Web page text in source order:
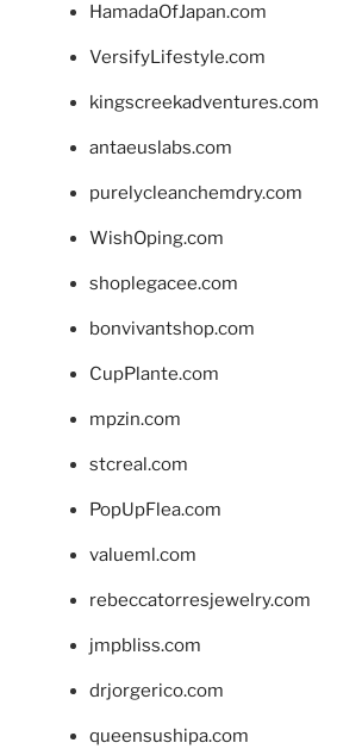
HamadaOfJapan.com
VersifyLifestyle.com
kingscreekadventures.com
antaeuslabs.com
purelycleanchemdry.com
WishOping.com
shoplegacee.com
bonvivantshop.com
CupPlante.com
mpzin.com
stcreal.com
PopUpFlea.com
valueml.com
rebeccatorresjewelry.com
jmpbliss.com
drjorgerico.com
queensushipa.com